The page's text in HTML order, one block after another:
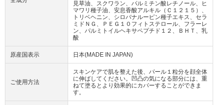
見草油、スクワラン、パルミチン酸レチノール、ヒ
マワリ種子油、安息香酸アルキル（Ｃ１２１５）、
トリベヘニン、シロバナルーピン種子エキス、セラ
ミドＮＧ、ＰＥＧ１０フィトステロール、フラーレ
ン、パルミトイルヘキサペプチド１２、ＢＨＴ、乳
酸
原産国表示 日本(MADE IN JAPAN)
ご使用方法
スキンケアで肌を整えた後、パール１粒分を顔全体
に伸ばしてください。凹凸の気になる部分には、重
ねて塗るとより効果的にカバーすることができま
す。